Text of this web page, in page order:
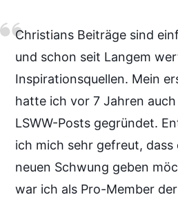
Christians Beiträge sind
und schon seit Langem
Inspirationsquellen. Mein
hatte ich vor 7 Jahren
LSWW-Posts gegründet.
ich mich sehr gefreut, dass
neuen Schwung geben
war ich als Pro-Member